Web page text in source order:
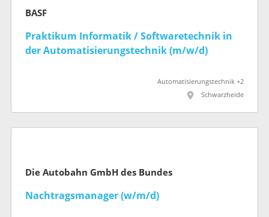
BASF
Praktikum Informatik / Softwaretechnik in
der Automatisierungstechnik (m/w/d)
Automatisierungstechnik +2
Schwarzheide
Die Autobahn GmbH des Bundes
Nachtragsmanager (w/m/d)